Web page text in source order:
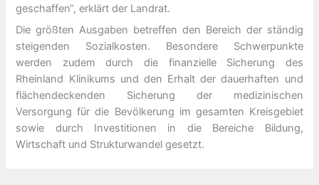
geschaffen“, erklärt der Landrat.
Die größten Ausgaben betreffen den Bereich der ständig
steigenden Sozialkosten. Besondere Schwerpunkte
werden zudem durch die finanzielle Sicherung des
Rheinland Klinikums und den Erhalt der dauerhaften und
flächendeckenden Sicherung der medizinischen
Versorgung für die Bevölkerung im gesamten Kreisgebiet
sowie durch Investitionen in die Bereiche Bildung,
Wirtschaft und Strukturwandel gesetzt.